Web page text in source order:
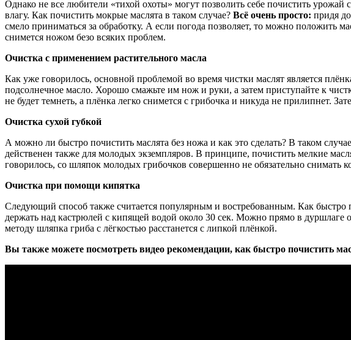
Однако не все любители «тихой охоты» могут позволить себе почистить
влагу. Как почистить мокрые маслята в таком случае? Всё очень просто: придя
смело приниматься за обработку. А если погода позволяет, то можно положить
снимется ножом безо всяких проблем.
Очистка с применением растительного масла
Как уже говорилось, основной проблемой во время чистки маслят является
подсолнечное масло. Хорошо смажьте им нож и руки, а затем приступайте к
не будет темнеть, а плёнка легко снимется с грибочка и никуда не прилипнет.
Очистка сухой губкой
А можно ли быстро почистить маслята без ножа и как это сделать? В таком
действенен также для молодых экземпляров. В принципе, почистить мелкие
говорилось, со шляпок молодых грибочков совершенно не обязательно снимать
Очистка при помощи кипятка
Следующий способ также считается популярным и востребованным. Как
держать над кастрюлей с кипящей водой около 30 сек. Можно прямо в дуршлаге
методу шляпка гриба с лёгкостью расстанется с липкой плёнкой.
Вы также можете посмотреть видео рекомендации, как быстро почистить